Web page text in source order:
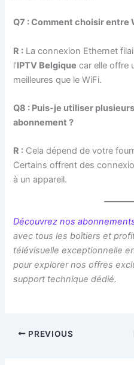
Q7 : Comment choisir entre
R : La connexion Ethernet
l’IPTV Belgique car elle offre
meilleures que le WiFi.
Q8 : Puis-je utiliser
abonnement ?
R : Cela dépend de votre
Certains offrent des
à un appareil.
Découvrez nos
avec tous les boîtiers et
télévisuelle exceptionnelle
pour explorer nos offres
support technique dédié.
PREVIOUS